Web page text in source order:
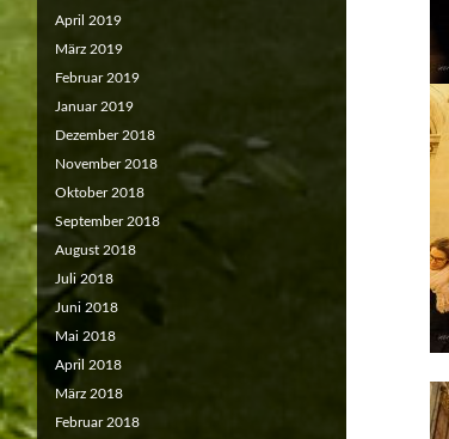
April 2019
März 2019
Februar 2019
Januar 2019
Dezember 2018
November 2018
Oktober 2018
September 2018
August 2018
Juli 2018
Juni 2018
Mai 2018
April 2018
März 2018
Februar 2018